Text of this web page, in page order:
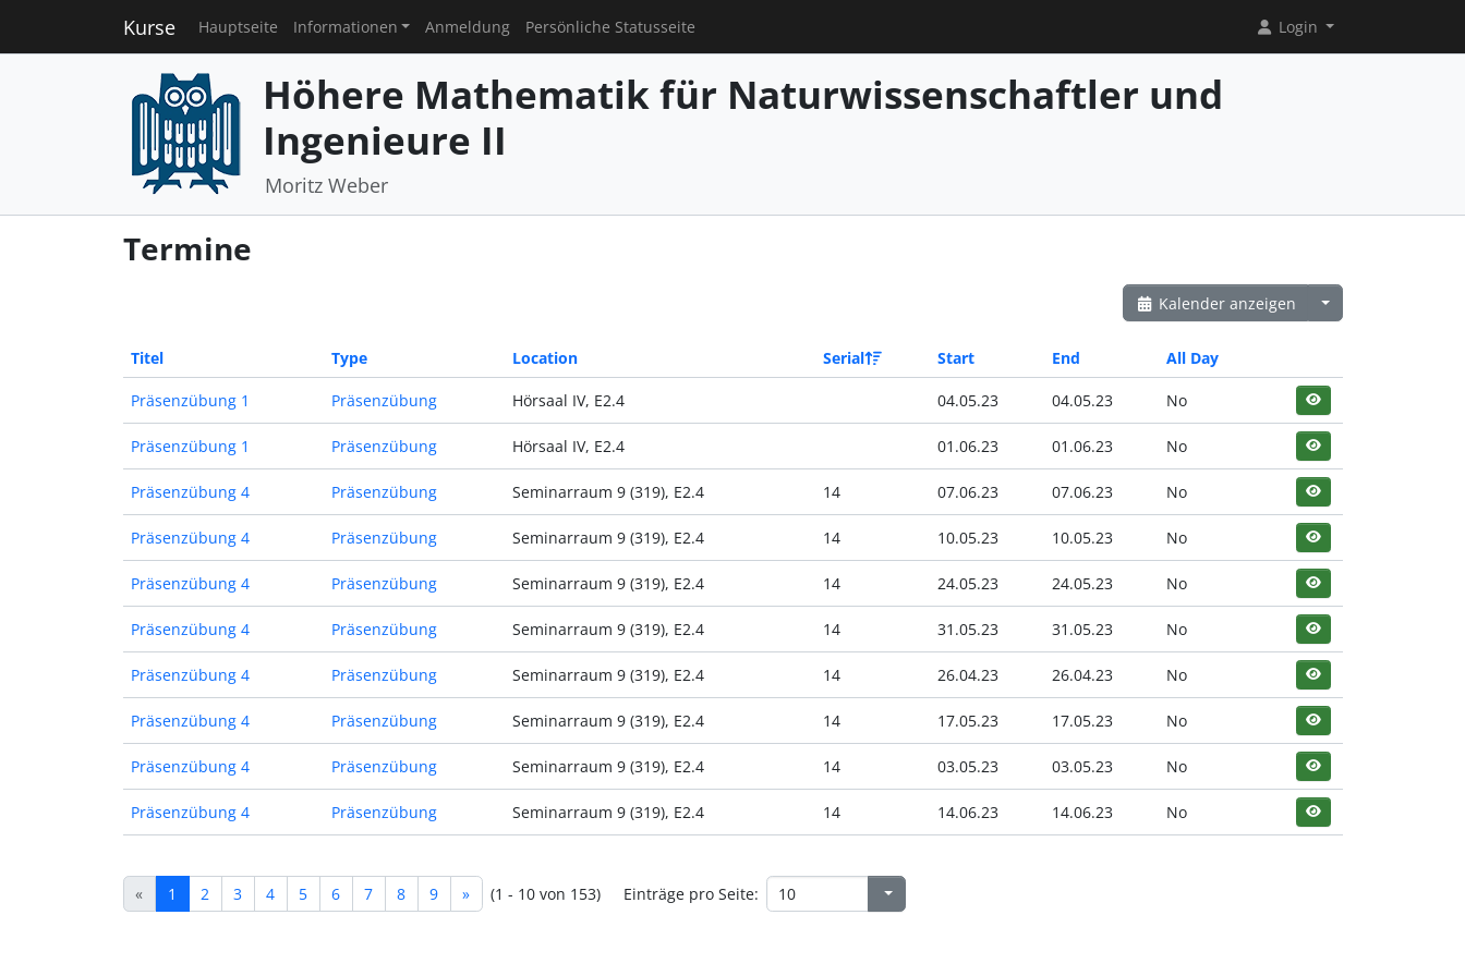
Kurse Hauptseite Informationen Anmeldung Persönliche Statusseite Login
Höhere Mathematik für Naturwissenschaftler und
Ingenieure II
Moritz Weber
Termine
Kalender anzeigen
Titel Type Location Serial Start End All Day
Präsenzübung 1 Präsenzübung Hörsaal IV, E2.4 04.05.23 04.05.23 No
Präsenzübung 1 Präsenzübung Hörsaal IV, E2.4 01.06.23 01.06.23 No
Präsenzübung 4 Präsenzübung Seminarraum 9 (319), E2.4 14 07.06.23 07.06.23 No
Präsenzübung 4 Präsenzübung Seminarraum 9 (319), E2.4 14 10.05.23 10.05.23 No
Präsenzübung 4 Präsenzübung Seminarraum 9 (319), E2.4 14 24.05.23 24.05.23 No
Präsenzübung 4 Präsenzübung Seminarraum 9 (319), E2.4 14 31.05.23 31.05.23 No
Präsenzübung 4 Präsenzübung Seminarraum 9 (319), E2.4 14 26.04.23 26.04.23 No
Präsenzübung 4 Präsenzübung Seminarraum 9 (319), E2.4 14 17.05.23 17.05.23 No
Präsenzübung 4 Präsenzübung Seminarraum 9 (319), E2.4 14 03.05.23 03.05.23 No
Präsenzübung 4 Präsenzübung Seminarraum 9 (319), E2.4 14 14.06.23 14.06.23 No
« 1 2 3 4 5 6 7 8 9 » (1 - 10 von 153) Einträge pro Seite: